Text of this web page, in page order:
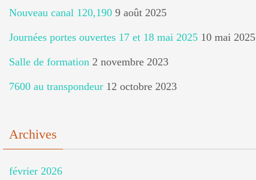
Nouveau canal 120,190 9 août 2025
Journées portes ouvertes 17 et 18 mai 2025 10 mai 2025
Salle de formation 2 novembre 2023
7600 au transpondeur 12 octobre 2023
Archives
février 2026